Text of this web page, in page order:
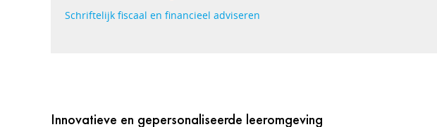
Schriftelijk fiscaal en financieel adviseren
Innovatieve en gepersonaliseerde leeromgeving